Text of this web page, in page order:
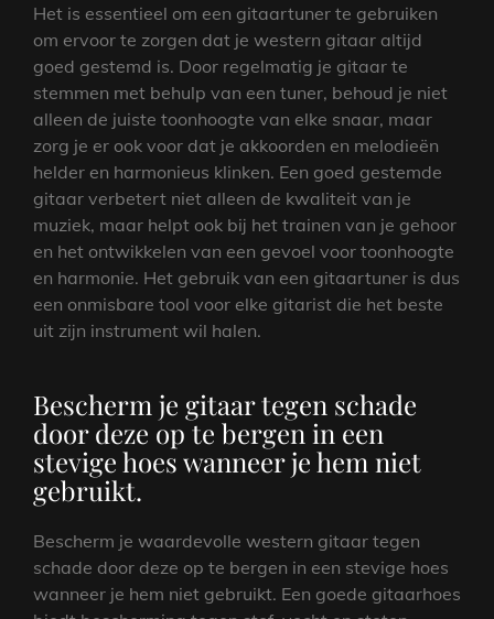
Het is essentieel om een gitaartuner te gebruiken
om ervoor te zorgen dat je western gitaar altijd
goed gestemd is. Door regelmatig je gitaar te
stemmen met behulp van een tuner, behoud je niet
alleen de juiste toonhoogte van elke snaar, maar
zorg je er ook voor dat je akkoorden en melodieën
helder en harmonieus klinken. Een goed gestemde
gitaar verbetert niet alleen de kwaliteit van je
muziek, maar helpt ook bij het trainen van je gehoor
en het ontwikkelen van een gevoel voor toonhoogte
en harmonie. Het gebruik van een gitaartuner is dus
een onmisbare tool voor elke gitarist die het beste
uit zijn instrument wil halen.
Bescherm je gitaar tegen schade
door deze op te bergen in een
stevige hoes wanneer je hem niet
gebruikt.
Bescherm je waardevolle western gitaar tegen
schade door deze op te bergen in een stevige hoes
wanneer je hem niet gebruikt. Een goede gitaarhoes